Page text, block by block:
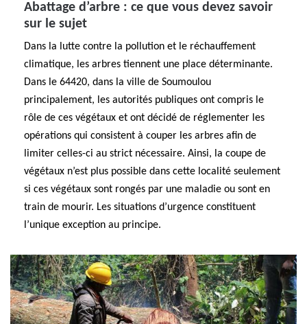
Abattage d’arbre : ce que vous devez savoir
sur le sujet
Dans la lutte contre la pollution et le réchauffement
climatique, les arbres tiennent une place déterminante.
Dans le 64420, dans la ville de Soumoulou
principalement, les autorités publiques ont compris le
rôle de ces végétaux et ont décidé de réglementer les
opérations qui consistent à couper les arbres afin de
limiter celles-ci au strict nécessaire. Ainsi, la coupe de
végétaux n’est plus possible dans cette localité seulement
si ces végétaux sont rongés par une maladie ou sont en
train de mourir. Les situations d’urgence constituent
l’unique exception au principe.